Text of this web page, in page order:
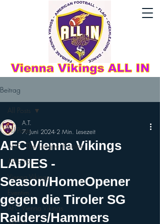
Beitrag
All Posts
AFLE - The League: Europe
AFLE26
Vienna Vikings
Eventim
AFC Vienna Vikings
All Posts
AFC Vienna Vikings
LADIES -
Season/HomeOpener
gegen die Tiroler SG
Raiders/Hammers
A.T.
7. Juni 2024 2 Min. Lesezeit